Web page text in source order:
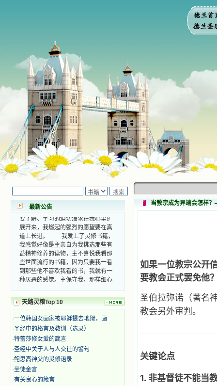
最新公告
小德兰爱心书屋最新公告 有一天，我
做了一个奇怪的梦，至今让我难忘。
梦中，我看到一本打开的用石头做的
书，我用舌头去舔它，觉得有一种甜
味，我就更用力去舔，最后从这本书
里流出活水来了。从那以后，一种想
要了解、学习的迫切渴求在我心里扩
展开来，我燃起的强烈的愿望要在真
道上长进。 我爱上了灵修书籍，
我感觉好像是主亲自为我挑选那些有
益精神修养的读物，主不喜悦我看那
些世面流行的书籍，因为只要我一看
到那些他不喜欢我看的书，我就有一
种厌恶的感觉。主保守我，那样细心
善，这些圣人的作品，渐渐地印在了
汹涌起伏，欣喜不能自已。书中谈到
这些圣人们如何在与主的交往中得到
灵命的更新，德行的馨香如何上达天
庭。啊，在这世上曾住过那么多热心
的圣人，为了传播福音，他们告别亲
人，舍下了他们手中的一切，轻快地
踏上了异国他乡，到没有人知道真神
的世界里去。啊，若不是主的引领，
天路灵粮Top 10
·一位韩国女画家被耶稣提去地狱，画
·圣经中的格言及教训（选录）
·特蕾莎修女爱的箴言
·圣经中关于人与人交往的警句
·鲍思高神父的灵修语录
·圣徒金言
·有关良心的箴言
当教宗成为异端会怎样
如果一位教宗公开
要教会正式罢免他
圣伯拉弥诺（著名
教会另外审判。
关键论点
1. 非基督徒不能当